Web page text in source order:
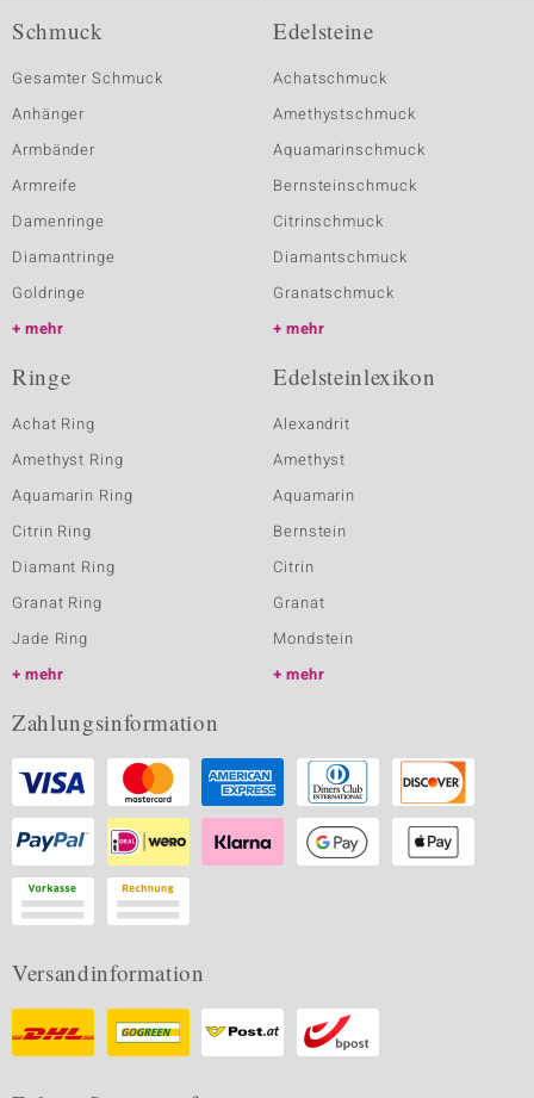
Schmuck
Gesamter Schmuck
Anhänger
Armbänder
Armreife
Damenringe
Diamantringe
Goldringe
mehr
Edelsteine
Achatschmuck
Amethystschmuck
Aquamarinschmuck
Bernsteinschmuck
Citrinschmuck
Diamantschmuck
Granatschmuck
mehr
Ringe
Achat Ring
Amethyst Ring
Aquamarin Ring
Citrin Ring
Diamant Ring
Granat Ring
Jade Ring
mehr
Edelsteinlexikon
Alexandrit
Amethyst
Aquamarin
Bernstein
Citrin
Granat
Mondstein
mehr
Zahlungsinformation
Versandinformation